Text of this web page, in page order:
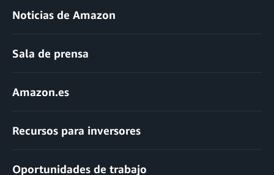
Noticias de Amazon
Sala de prensa
Amazon.es
Recursos para inversores
Oportunidades de trabajo